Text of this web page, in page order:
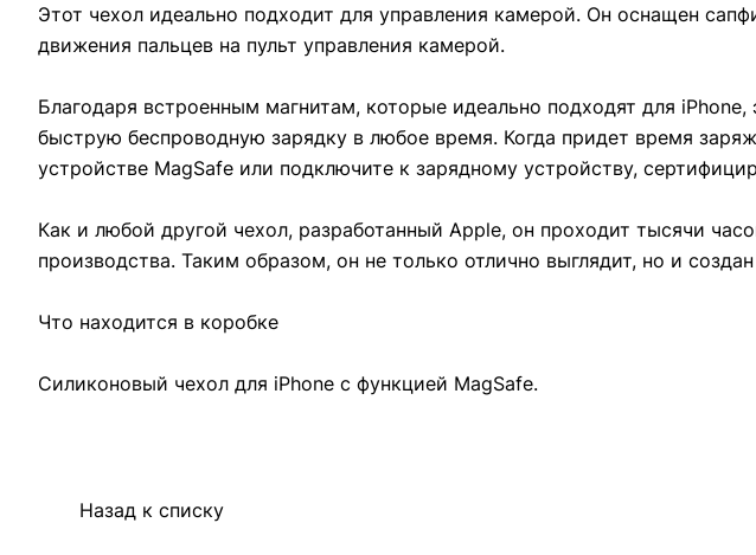
Этот чехол идеально подходит для управления камерой. Он оснащен
движения пальцев на пульт управления камерой.
Благодаря встроенным магнитам, которые идеально подходят для
быструю беспроводную зарядку в любое время. Когда придет время
устройстве MagSafe или подключите к зарядному устройству,
Как и любой другой чехол, разработанный Apple, он проходит тысячи
производства. Таким образом, он не только отлично выглядит, но и
Что находится в коробке
Силиконовый чехол для iPhone с функцией MagSafe.
Назад к списку